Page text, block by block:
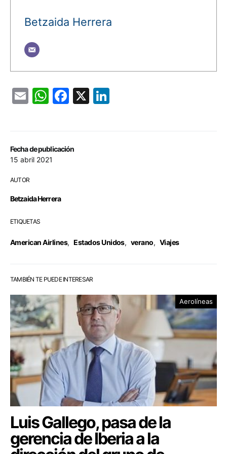
Fecha de publicación
15 abril 2021
AUTOR
Betzaida Herrera
ETIQUETAS
American Airlines, Estados Unidos, verano, Viajes
Betzaida Herrera
EmailWhatsApp
Facebook
X
TAMBIÉN TE PUEDE INTERESAR
Aerolíneas
Luis Gallego, pasa de la
gerencia de Iberia a la